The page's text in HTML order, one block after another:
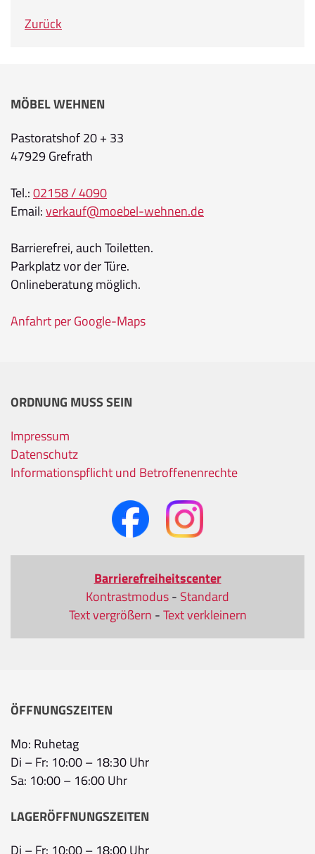
Zurück
MÖBEL WEHNEN
Pastoratshof 20 + 33
47929 Grefrath
Tel.:02158 / 4090
Email:verkauf@moebel-wehnen.de
Barrierefrei, auch Toiletten.
Parkplatz vor der Türe.
Onlineberatung möglich.
Anfahrt per Google-Maps
ORDNUNG MUSS SEIN
Impressum
Datenschutz
Informationspflicht und Betroffenenrechte
Barrierefreiheitscenter
Kontrastmodus- Standard
Text vergrößern -Text verkleinern
ÖFFNUNGSZEITEN
Mo: Ruhetag
Di – Fr: 10:00 – 18:30 Uhr
Sa: 10:00 – 16:00 Uhr
LAGERÖFFNUNGSZEITEN
Di – Fr: 10:00 – 18:00 Uhr